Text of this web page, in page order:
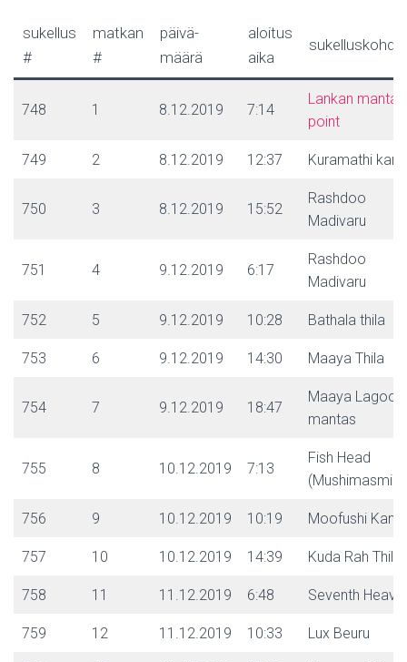
sukellus
#
matkan
#
päivä-
määrä
aloitus
aika
sukelluskohde
748 1 8.12.2019 7:14
Lankan manta
point
749 2 8.12.2019 12:37 Kuramathi
750 3 8.12.2019 15:52
Rashdoo
Madivaru
751 4 9.12.2019 6:17
Rashdoo
Madivaru
752 5 9.12.2019 10:28 Bathala thila
753 6 9.12.2019 14:30 Maaya Thila
754 7 9.12.2019 18:47
Maaya Lagoon
mantas
755 8 10.12.2019 7:13
Fish Head
756 9 10.12.2019 10:19 Moofushi
757 10 10.12.2019 14:39 Kuda Rah Thila
758 11 11.12.2019 6:48 Seventh
759 12 11.12.2019 10:33 Lux Beuru